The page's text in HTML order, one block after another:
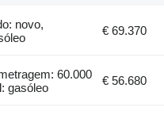
novo,
€ 69.370
60.000
gasóleo
€ 56.680